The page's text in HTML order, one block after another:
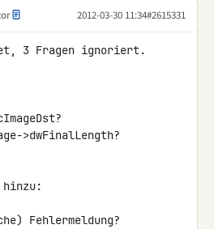
2012-03-30 11:34#2615331
3 Fragen ignoriert.
>dwFinalLength?
hinzu:
Fehlermeldung?